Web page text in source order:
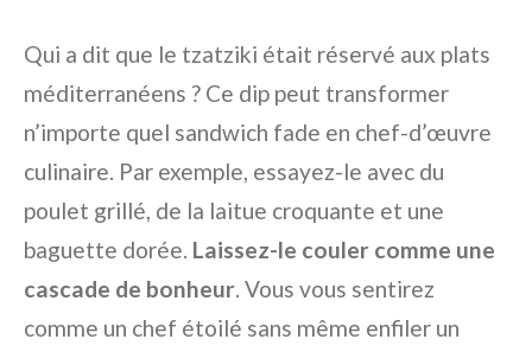
Qui a dit que le tzatziki était réservé aux plats
méditerranéens ? Ce dip peut transformer
n’importe quel sandwich fade en chef-d’œuvre
culinaire. Par exemple, essayez-le avec du
poulet grillé, de la laitue croquante et une
baguette dorée. Laissez-le couler comme une
cascade de bonheur. Vous vous sentirez
comme un chef étoilé sans même enfiler un